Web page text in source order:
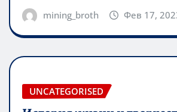
mining_broth Фев 17,
UNCATEGORISED